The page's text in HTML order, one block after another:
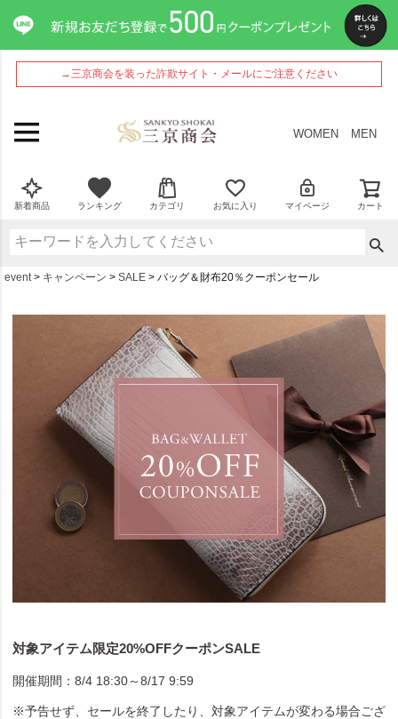
→三京商会を装った詐欺サイト・メールにご注意ください
WOMEN MEN
新着商品 ランキング カテゴリ お気に入り マイページ カート
event キャンペーン SALE バッグ＆財布20％クーポンセール
対象アイテム限定20%OFFクーポンSALE
開催期間：8/4 18:30～8/17 9:59
※予告せず、セールを終了したり、対象アイテムが変わる場合ござ